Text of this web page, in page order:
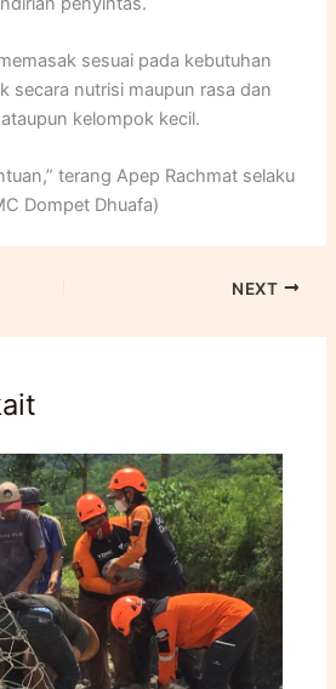
sesuai pada kebutuhan
secara nutrisi maupun rasa dan
kelompok kecil.
terang Apep Rachmat selaku
Dompet Dhuafa)
NEXT